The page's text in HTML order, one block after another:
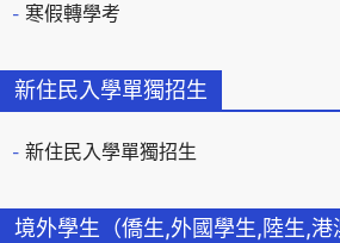
寒假轉學考
新住民入學單獨招生
新住民入學單獨招生
境外學生（僑生,外國學生,陸生,港